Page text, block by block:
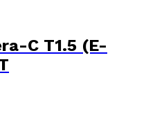
C T1.5 (E-